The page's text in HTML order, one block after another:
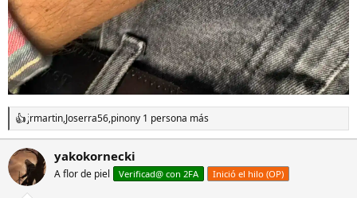
R
e
a
c
c
i
jrmartin,Joserra56,pinony 1 persona más
yakokornecki
A flor de piel Verificad@ con 2FA Inició el hilo (OP)